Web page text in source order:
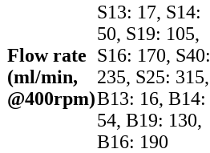
Flow rate
(ml/min,
@400rpm)
S13: 17, S14:
50, S19: 105,
S16: 170, S40:
235, S25: 315,
B13: 16, B14:
54, B19: 130,
B16: 190